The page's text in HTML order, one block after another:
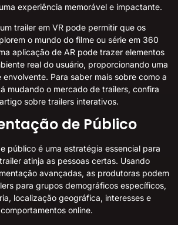
experiência memorável e impactante.
trailer em VR pode permitir que os
o mundo do filme ou série em 360
aplicação de AR pode trazer elementos
real do usuário, proporcionando uma
Para saber mais sobre como a
mudando o mercado de trailers, confira
sobre trailers interativos.
de Público
público é uma estratégia essencial para
atinja as pessoas certas. Usando
avançadas, as produtoras podem
para grupos demográficos específicos,
localização geográfica, interesses e
comportamentos online.